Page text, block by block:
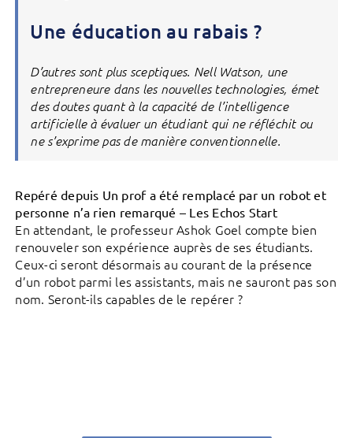
Une éducation au rabais ?
D’autres sont plus sceptiques. Nell Watson, une
entrepreneure dans les nouvelles technologies, émet
des doutes quant à la capacité de l’intelligence
artificielle à évaluer un étudiant qui ne réfléchit ou
ne s’exprime pas de manière conventionnelle.
Repéré depuis Un prof a été remplacé par un robot et
personne n’a rien remarqué – Les Echos Start
En attendant, le professeur Ashok Goel compte bien
renouveler son expérience auprès de ses étudiants.
Ceux-ci seront désormais au courant de la présence
d’un robot parmi les assistants, mais ne sauront pas son
nom. Seront-ils capables de le repérer ?